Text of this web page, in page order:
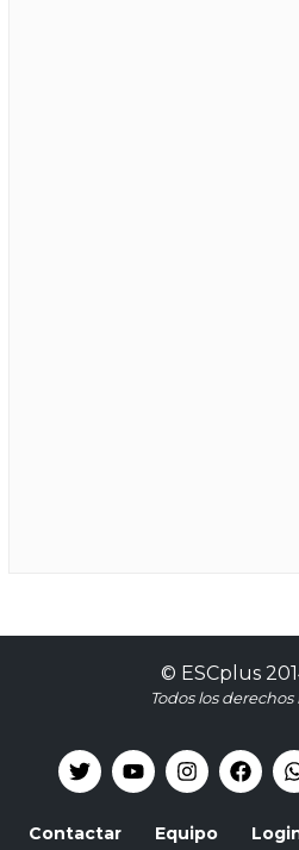
© ESCplus
Todos los derechos
Contactar Equipo